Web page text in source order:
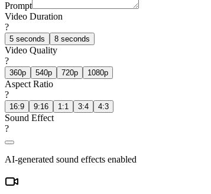
Prompt
Video Duration
?
5 seconds 8 seconds
Video Quality
?
360p 540p 720p 1080p
Aspect Ratio
?
16:9 9:16 1:1 3:4 4:3
Sound Effect
?
AI-generated sound effects enabled